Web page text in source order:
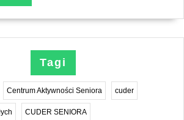
DALEJ...
Tagi
Centrum Aktywności Seniora cuder
CUDER SENIORA